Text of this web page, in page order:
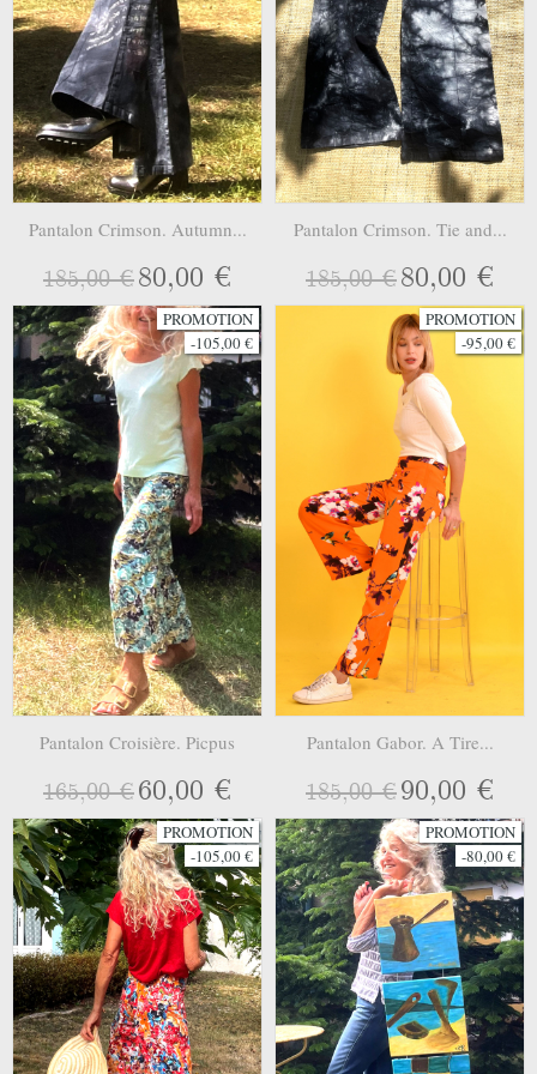
Pantalon Crimson. Autumn...
185,00 €80,00 €
Pantalon Crimson. Tie and...
185,00 €80,00 €
PROMOTION
-105,00 €
Pantalon Croisière. Picpus
165,00 €60,00 €
PROMOTION
-95,00 €
Pantalon Gabor. A Tire...
185,00 €90,00 €
PROMOTION
-105,00 €
PROMOTION
-80,00 €